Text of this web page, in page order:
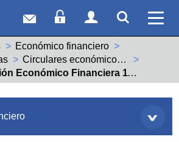
Correo webAcceso Socios
Acceso
Económico financiero
Circulares económico financieras año 2021
11/2021 - Préstamo ICO Empresas y Emprendedores